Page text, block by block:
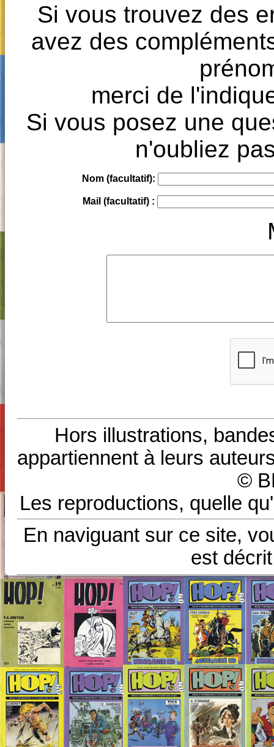
Si vous trouvez des
avez des
merci de
Si vous posez une
n'oubliez
Nom (facultatif):
Mail (facultatif) :
Hors illustrations,
appartiennent à leurs
©
Les reproductions, quelle
En naviguant sur ce site,
est